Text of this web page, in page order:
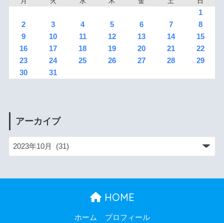
1
2
3 4 5 6 7
8
9
10 11 12 13 14
15
16
17 18 19 20 21
22
23
24 25 26 27 28
29
30
31
アーカイブ
HOME
ホーム プロフィール